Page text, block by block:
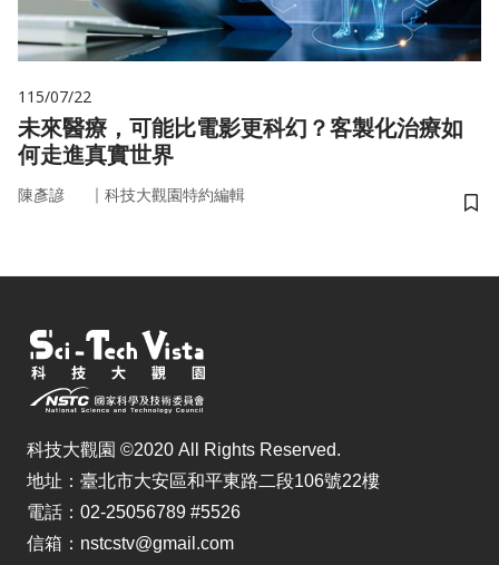
115/07/22
未來醫療，可能比電影更科幻？客製化治療如
何走進真實世界
陳彥諺 ｜ 科技大觀園特約編輯
儲
科技大觀園 ©2020 All Rights Reserved.
地址：臺北市大安區和平東路二段106號22樓
電話：02-25056789 #5526
信箱：nstcstv@gmail.com